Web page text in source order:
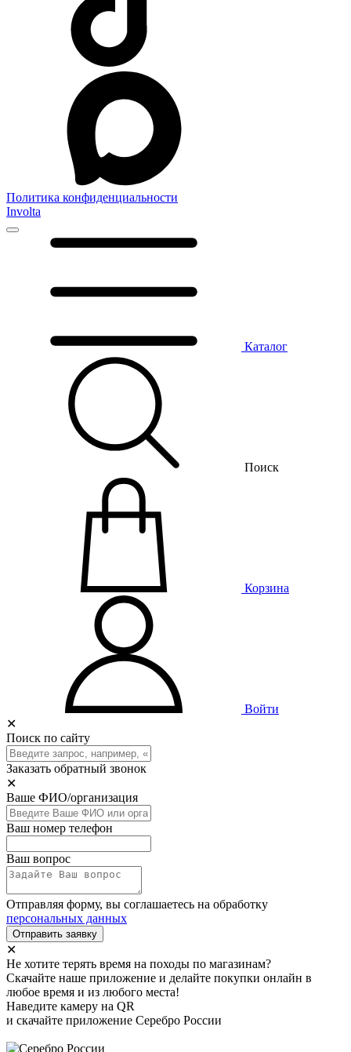
Политика конфиденциальности
Involta
Каталог
Поиск
Корзина
Войти
✕
Поиск по сайту
Заказать обратный звонок
✕
Ваше ФИО/организация
Ваш номер телефон
Ваш вопрос
Отправляя форму, вы соглашаетесь на обработку
персональных данных
Отправить заявку
✕
Не хотите терять время на походы по магазинам?
Скачайте наше приложение и делайте покупки онлайн в
любое время и из любого места!
Наведите камеру на QR
и скачайте приложение Серебро России